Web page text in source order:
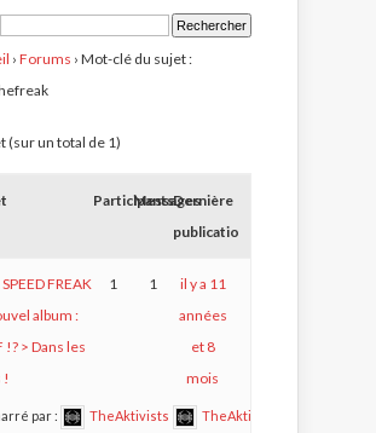
› Forums › Mot-clé du sujet :
(sur un total de 1)
Participants
MessagesDernière
publication
FREAK
album :
!? > Dans les
!
par :
TheAktivists
1 1
il y a 11
années
et 8
mois
TheAktivists